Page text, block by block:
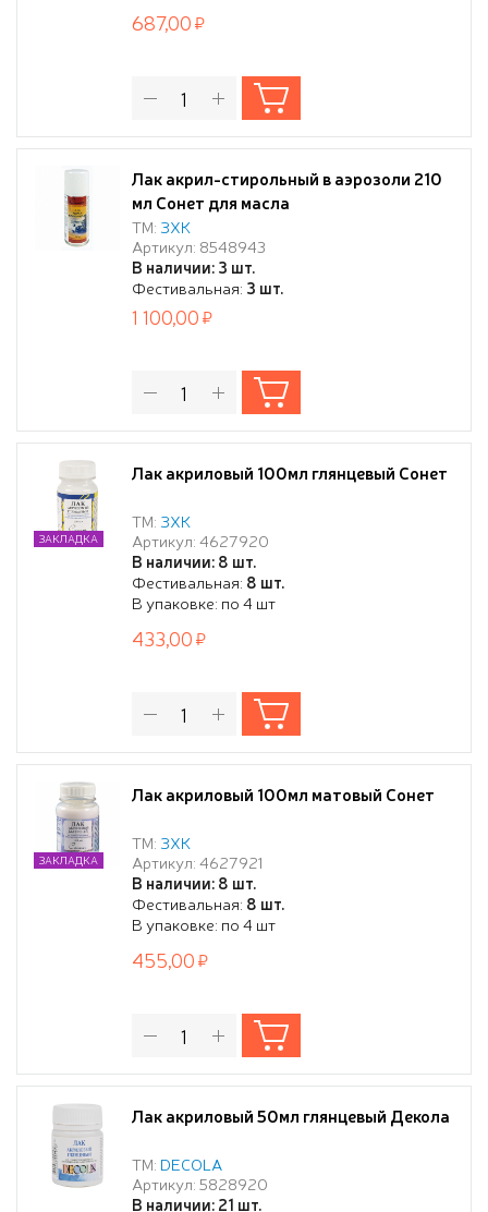
687,00
Лак акрил-стирольный в аэрозоли 210
мл Сонет для масла
ТМ: ЗХК
Артикул: 8548943
В наличии: 3 шт.
Фестивальная: 3 шт.
1 100,00
Лак акриловый 100мл глянцевый Сонет
ТМ: ЗХК
Артикул: 4627920
В наличии: 8 шт.
Фестивальная: 8 шт.
В упаковке: по 4 шт
ЗАКЛАДКА
433,00
Лак акриловый 100мл матовый Сонет
ТМ: ЗХК
Артикул: 4627921
В наличии: 8 шт.
Фестивальная: 8 шт.
В упаковке: по 4 шт
ЗАКЛАДКА
455,00
Лак акриловый 50мл глянцевый Декола
ТМ: DECOLA
Артикул: 5828920
В наличии: 21 шт.